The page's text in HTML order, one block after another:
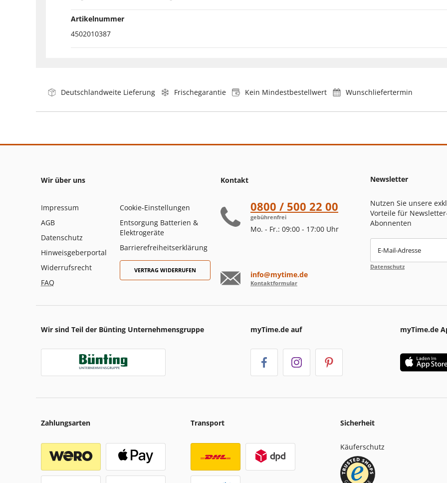
Artikelnummer
4502010387
Deutschlandweite Lieferung Frischegarantie Kein Mindestbestellwert Wunschliefertermin
Wir über uns
Impressum
AGB
Datenschutz
Hinweisgeberportal
Widerrufsrecht
FAQ
Cookie-Einstellungen
Entsorgung Batterien &
Elektrogeräte
Barrierefreiheitserklärung
VERTRAG WIDERRUFEN
Kontakt
0800 / 500 22 00
gebührenfrei
Mo. - Fr.: 09:00 - 17:00 Uhr
info@mytime.de
Kontaktformular
Newsletter
Nutzen Sie unsere
Vorteile für
Abonnenten
E-Mail-Adresse
Datenschutz
Wir sind Teil der Bünting Unternehmensgruppe myTime.de auf myTime.de
Zahlungsarten Transport Sicherheit
Käuferschutz